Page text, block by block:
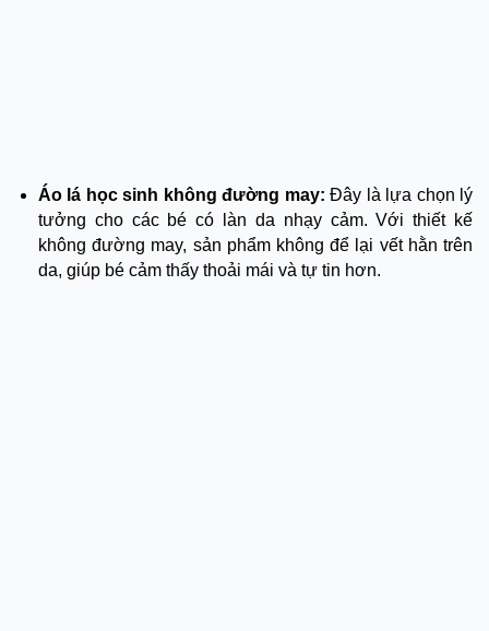
Áo lá học sinh không đường may: Đây là lựa chọn lý
tưởng cho các bé có làn da nhạy cảm. Với thiết kế
không đường may, sản phẩm không để lại vết hằn trên
da, giúp bé cảm thấy thoải mái và tự tin hơn.